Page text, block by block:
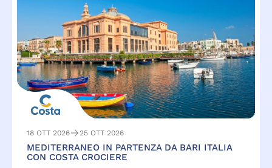
18 OTT 2026 25 OTT 2026
MEDITERRANEO IN PARTENZA DA BARI ITALIA
CON COSTA CROCIERE